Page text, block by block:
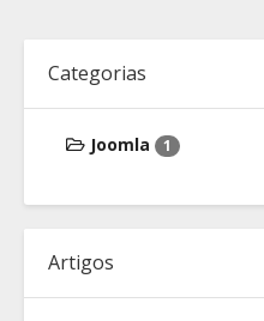
Categorias
Joomla 1
Artigos